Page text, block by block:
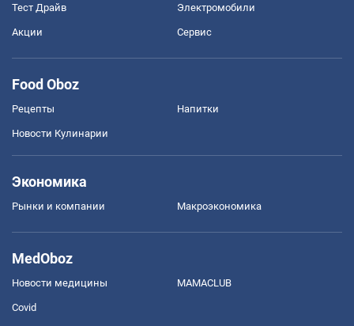
Тест Драйв Электромобили
Акции Сервис
Food Oboz
Рецепты Напитки
Новости Кулинарии
Экономика
Рынки и компании Mакроэкономика
MedOboz
Новости медицины MAMACLUB
Covid